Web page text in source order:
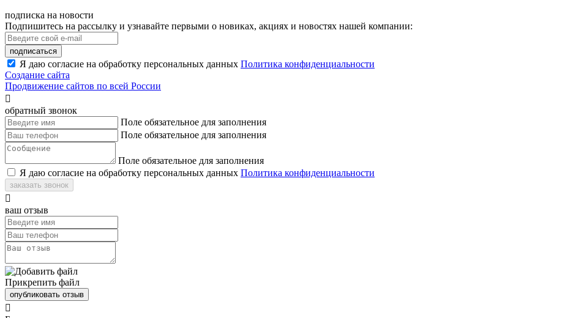
подписка на новости
Подпишитесь на рассылку и узнавайте первыми о новиках, акциях и новостях нашей компании:
подписаться
Я даю согласие на обработку персональных данных Политика конфиденциальности
Создание сайта
Продвижение сайтов по всей России

обратный звонок
Поле обязательное для заполнения
Поле обязательное для заполнения
Поле обязательное для заполнения
Я даю согласие на обработку персональных данных Политика конфиденциальности
заказать звонок

ваш отзыв
Прикрепить файл
опубликовать отзыв
